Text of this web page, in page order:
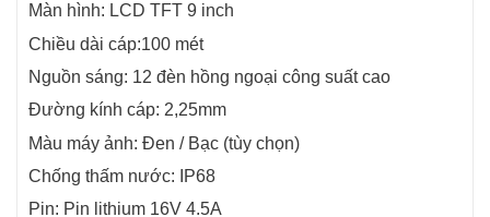
Màn hình: LCD TFT 9 inch
Chiều dài cáp:100 mét
Nguồn sáng: 12 đèn hồng ngoại công suất cao
Đường kính cáp: 2,25mm
Màu máy ảnh: Đen / Bạc (tùy chọn)
Chống thấm nước: IP68
Pin: Pin lithium 16V 4.5A